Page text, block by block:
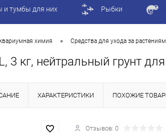
и тумбы для них Рыбки
химия • Средства для ухода за
кг, нейтральный грунт
ХАРАКТЕРИСТИКИ ПОХОЖИЕ
Отзывов: 0